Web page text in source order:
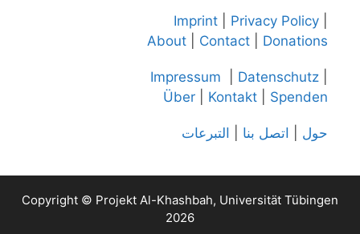
Imprint Privacy Policy
About
Contact Donations
Impressum Datenschutz
Über
Kontakt Spenden
حول اتصل بنا التبرعات
Copyright © Projekt Al-Khashbah, Universität Tübingen
2026